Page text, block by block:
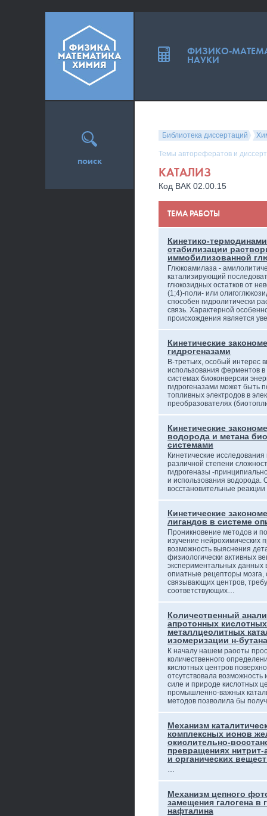
Библиотека диссертаций
Темы авторефератов и
КАТАЛИЗ
Код ВАК 02.00.15
ТЕМА РАБОТЫ
Кинетико-
стабилизации
иммобилизованной
Глюкоамилаза -
катализирующий
глюкозидных остатков от
(1;4)-поли- или
способен гидролитически
связь. Характерной
происхождения является
Кинетические
гидрогеназами
В-третьих, особый интерес
использования ферментов в
системах биоконверсии
гидрогеназами может быть
топливных электродов в
преобразователях
Кинетические
водорода и метана
системами
Кинетические
различной степени
гидрогеназы -
и использования водорода.
восстановительные
Кинетические
лигандов в системе
Проникновение методов и
изучение нейрохимических
возможность выяснения
физиологически активных
экспериментальных данных
опиатные рецепторы мозга,
связывающих центров,
соответствующих…
Количественный
апротонных
металлцеолитных
изомеризации н-
К началу нашем раооты
количественного
кислотных центров
отсутствовала
силе и природе кислотных
промышленно-важных
методов позволила бы
Механизм
комплексных ионов
окислительно-
превращениях
и органических
…
Механизм цепного
замещения галогена в
нафталина
поиск
ФИЗИКО-
НАУКИ